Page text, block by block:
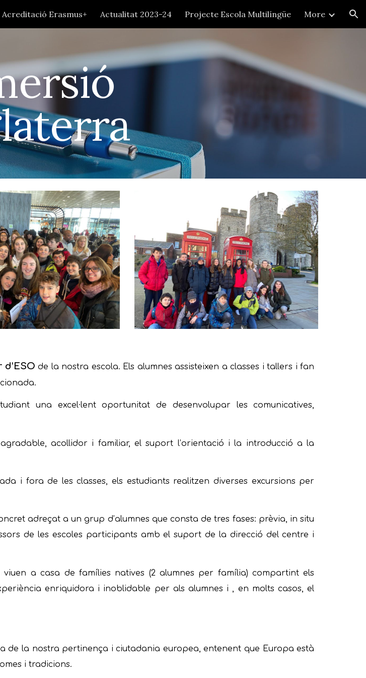
Skip to navigation
Acreditació Erasmus+ Actualitat 2023-24 Projecte Escola Multilíngüe More
d’ESO de la nostra escola. Els alumnes assisteixen a classes i tallers i fan
una excel·lent oportunitat de desenvolupar lescomunicatives,
acollidor i familiar, elsuport l’orientació i la introducció a la
i fora de les classes, els estudiants realitzen diverses excursions per
adreçat a un grup d’alumnes que consta de tres fases: prèvia, in situ
de les escoles participants amb elsuport de la direcció del centre i
a casa de famílies natives (2 alumnes per família) compartint els
enriquidora i inoblidable per als alumnes i , en molts casos, el
de la nostra pertinença i ciutadania europea, entenent que Europa està
i tradicions.